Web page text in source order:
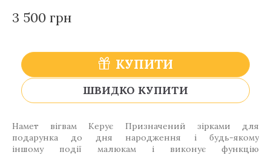
3 500 грн
КУПИТИ
ШВИДКО КУПИТИ
Намет вігвам Керує Призначений зірками для
подарунка до дня народження і будь-якому
іншому події малюкам і виконує функцію